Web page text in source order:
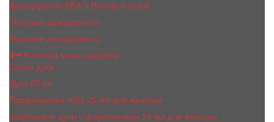
Дезодоранты BEA'S Beauty & Scent
Женские дезодоранты
Мужские дезодоранты
Женский мини парфюм
Сухие духи
Духи 65 ml
Парфюмерия Vilily 25 мл для женщин
Шариковые духи с феромонами 10 мл для женщин